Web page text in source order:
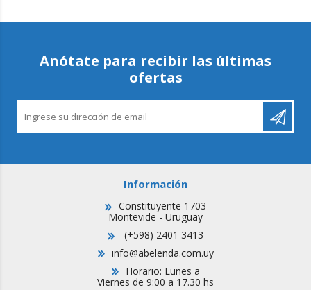
Anótate para recibir las últimas
ofertas
Información
Constituyente 1703
Montevide - Uruguay
(+598) 2401 3413
info@abelenda.com.uy
Horario: Lunes a
Viernes de 9:00 a 17.30 hs